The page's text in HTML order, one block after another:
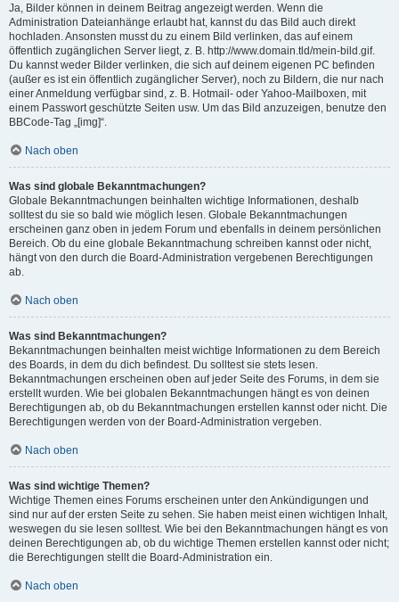
Ja, Bilder können in deinem Beitrag angezeigt werden. Wenn die
Administration Dateianhänge erlaubt hat, kannst du das Bild auch direkt
hochladen. Ansonsten musst du zu einem Bild verlinken, das auf einem
öffentlich zugänglichen Server liegt, z. B. http://www.domain.tld/mein-bild.gif.
Du kannst weder Bilder verlinken, die sich auf deinem eigenen PC befinden
(außer es ist ein öffentlich zugänglicher Server), noch zu Bildern, die nur nach
einer Anmeldung verfügbar sind, z. B. Hotmail- oder Yahoo-Mailboxen, mit
einem Passwort geschützte Seiten usw. Um das Bild anzuzeigen, benutze den
BBCode-Tag „[img]“.
Nach oben
Was sind globale Bekanntmachungen?
Globale Bekanntmachungen beinhalten wichtige Informationen, deshalb
solltest du sie so bald wie möglich lesen. Globale Bekanntmachungen
erscheinen ganz oben in jedem Forum und ebenfalls in deinem persönlichen
Bereich. Ob du eine globale Bekanntmachung schreiben kannst oder nicht,
hängt von den durch die Board-Administration vergebenen Berechtigungen
ab.
Nach oben
Was sind Bekanntmachungen?
Bekanntmachungen beinhalten meist wichtige Informationen zu dem Bereich
des Boards, in dem du dich befindest. Du solltest sie stets lesen.
Bekanntmachungen erscheinen oben auf jeder Seite des Forums, in dem sie
erstellt wurden. Wie bei globalen Bekanntmachungen hängt es von deinen
Berechtigungen ab, ob du Bekanntmachungen erstellen kannst oder nicht. Die
Berechtigungen werden von der Board-Administration vergeben.
Nach oben
Was sind wichtige Themen?
Wichtige Themen eines Forums erscheinen unter den Ankündigungen und
sind nur auf der ersten Seite zu sehen. Sie haben meist einen wichtigen Inhalt,
weswegen du sie lesen solltest. Wie bei den Bekanntmachungen hängt es von
deinen Berechtigungen ab, ob du wichtige Themen erstellen kannst oder nicht;
die Berechtigungen stellt die Board-Administration ein.
Nach oben